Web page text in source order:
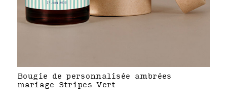
Bougie de personnalisée ambrées
mariage Stripes Vert